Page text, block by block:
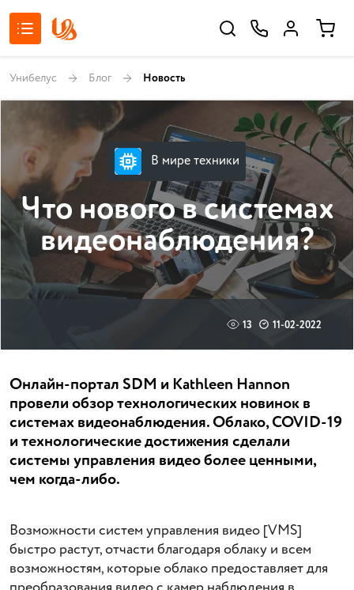
Унибелус Блог Новость
В мире техники
Что нового в системах
видеонаблюдения?
13 11-02-2022
Онлайн-портал SDM и Kathleen Hannon
провели обзор технологических новинок в
системах видеонаблюдения. Облако, COVID-19
и технологические достижения сделали
системы управления видео более ценными,
чем когда-либо.
Возможности систем управления видео [VMS]
быстро растут, отчасти благодаря облаку и всем
возможностям, которые облако предоставляет для